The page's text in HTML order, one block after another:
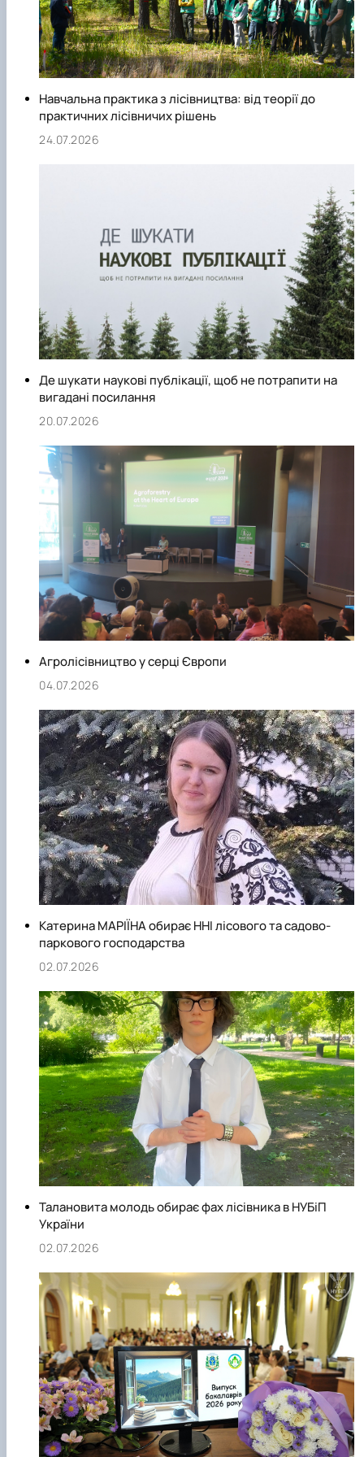
СЕРГА Петро Грирорович (18.06.1999 -
17.04.2024 р.), студент 2-го курсу 2024 рі…
СОЛОВЙОВ Сергій Олександрович
(08.06.1983 - 27.09.2022 р.), випускник 2017
року.
СОРОКА Олександр Григорович
03.07.2023 р.), випускник 2019 року.
ТУШАКОВСЬКИЙ Борис Олександрович
(02.05.1981 - 02.02.2025 р.), випускник 2003 р…
ШЕВЧЕНКО Володимир В’ячеславович
(30.06.1965 - 03.2022 р.), випускник 1992 року.
ШИНКАРЬОВ Олексій Сергійович
- 25.08.2023 р.), випускник 2016 року.
ЯРЕМА Микола Юрійович (13.12.1973 -
18.12.2022 р.), випускник 1996 року.
Навчальна практика з лісівництва: від теорії до
практичних лісівничих рішень
24.07.2026
Де шукати наукові публікації, щоб не потрапити на
вигадані посилання
20.07.2026
Агролісівництво у серці Європи
04.07.2026
Катерина МАРІЇНА обирає ННІ лісового та садово-
паркового господарства
02.07.2026
Талановита молодь обирає фах лісівника в НУБіП
України
02.07.2026